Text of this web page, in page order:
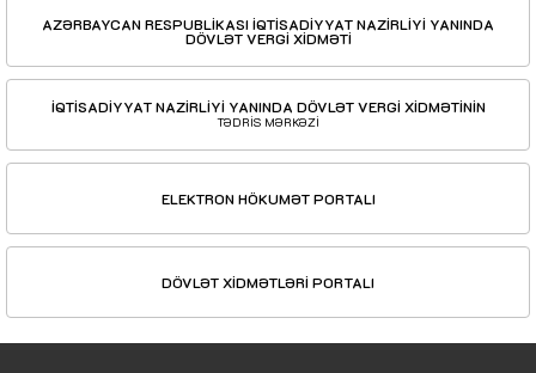
AZƏRBAYCAN RESPUBLİKASI İQTİSADİYYAT NAZİRLİYİ YANINDA
DÖVLƏT VERGİ XİDMƏTİ
İQTİSADİYYAT NAZİRLİYİ YANINDA DÖVLƏT VERGİ XİDMƏTİNİN
TƏDRİS MƏRKƏZİ
ELEKTRON HÖKUMƏT PORTALI
DÖVLƏT XİDMƏTLƏRİ PORTALI